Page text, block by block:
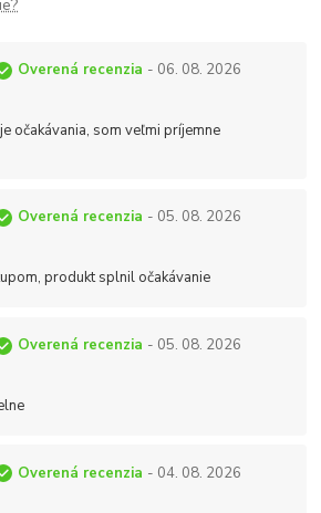
Overená recenzia - 06. 08. 2026
očakávania, som veľmi príjemne
Overená recenzia - 05. 08. 2026
produkt splnil očakávanie
Overená recenzia - 05. 08. 2026
Overená recenzia - 04. 08. 2026